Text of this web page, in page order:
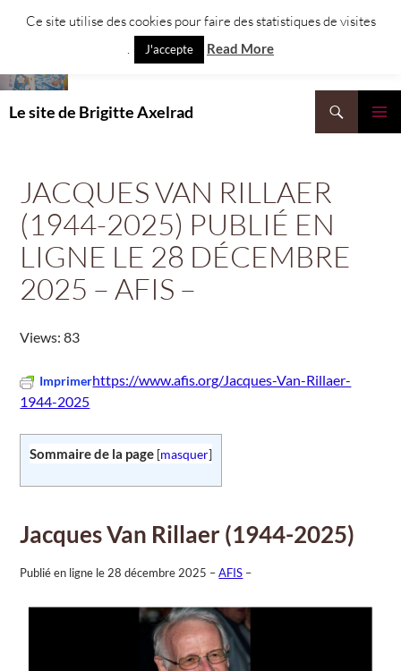
Le site de Brigitte Axelrad
JACQUES VAN RILLAER
(1944-2025) PUBLIÉ EN
LIGNE LE 28 DÉCEMBRE
2025 – AFIS –
Views: 83
Imprimerhttps://www.afis.org/Jacques-Van-Rillaer-
1944-2025
Sommaire de la page [masquer]
Jacques Van Rillaer (1944-2025)
Publié en ligne le 28 décembre 2025 –AFIS –
Ce site utilise des cookies pour faire des statistiques de visites
.
J'accepte Read More